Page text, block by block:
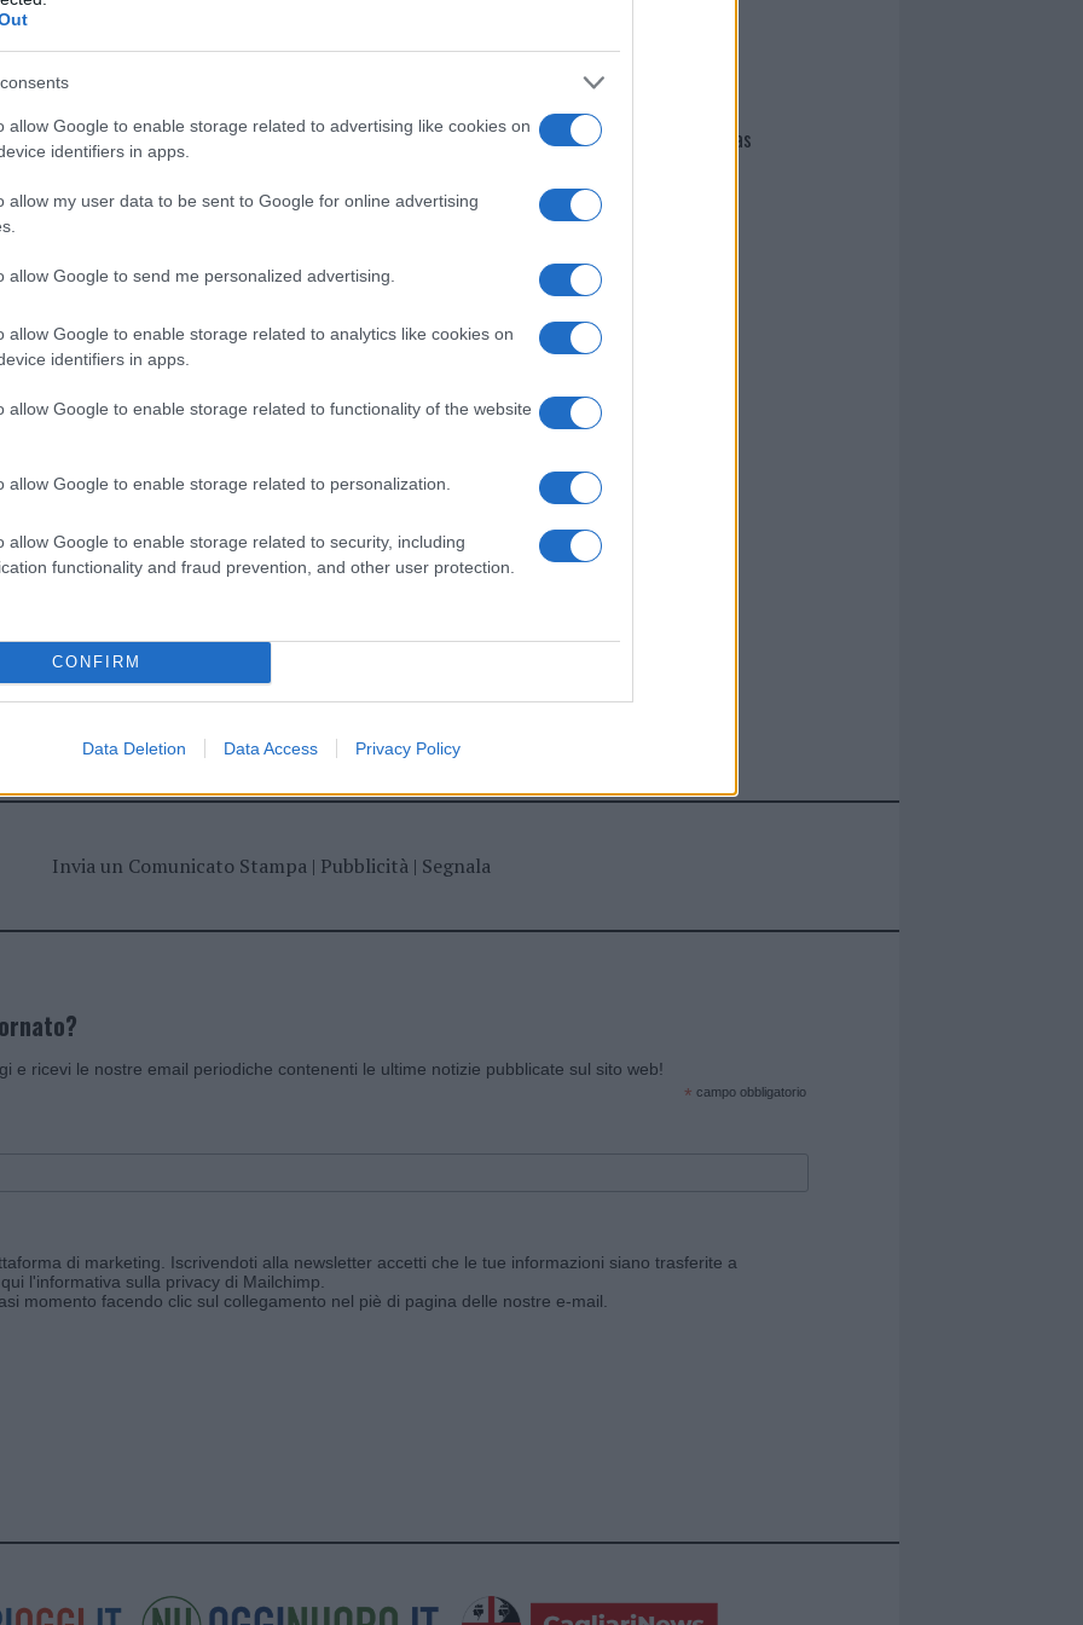
allow Google to enable storage related to advertising like cookies on
identifiers in apps.
allow my user data to be sent to Google for online advertising
allow Google to send me personalized advertising.
allow Google to enable storage related to analytics like cookies on
identifiers in apps.
allow Google to enable storage related to functionality of the website
allow Google to enable storage related to personalization.
allow Google to enable storage related to security, including
functionality and fraud prevention, and other user protection.
CONFIRM
Data Deletion Data Access Privacy Policy
i tuoi video e le tue foto
+39 345 356 7512
di GalluraOggi.it
news daGoogle News
Giovannimaria Cabras
Invia un Comunicato Stampa| Pubblicità| Segnala
e ricevi le nostre email periodiche contenenti le ultime notizie pubblicate sul sito web!
* campo obbligatorio
di marketing. Iscrivendoti alla newsletter accetti che le tue informazioni siano trasferite a
l'informativa sulla privacy di Mailchimp
momento facendo clic sul collegamento nel piè di pagina delle nostre e-mail.